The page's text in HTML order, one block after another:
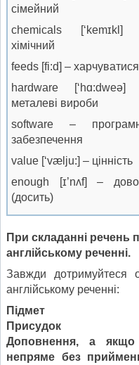
сімейний
chemicals [‘kemɪkl]
хімічний
feeds [fi:d] – харчуватися
hardware [‘hɑ:dweə]
металеві вироби
software –
забезпечення
value [‘vælju:] – цінність
enough [ɪ’nʌf] –
(досить)
При складанні речень
англійському реченні.
Завжди дотримуйтеся
англійському реченні:
Підмет
Присудок
Доповнення, а якщо
непряме без